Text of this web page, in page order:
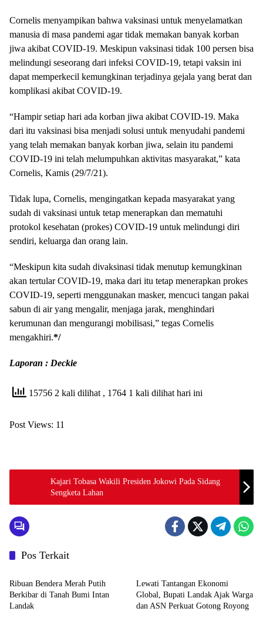
Cornelis menyampikan bahwa vaksinasi untuk menyelamatkan
manusia di masa pandemi agar tidak memakan banyak korban
jiwa akibat COVID-19. Meskipun vaksinasi tidak 100 persen bisa
melindungi seseorang dari infeksi COVID-19, tetapi vaksin ini
dapat memperkecil kemungkinan terjadinya gejala yang berat dan
komplikasi akibat COVID-19.
“Hampir setiap hari ada korban jiwa akibat COVID-19. Maka
dari itu vaksinasi bisa menjadi solusi untuk menyudahi pandemi
yang telah memakan banyak korban jiwa, selain itu pandemi
COVID-19 ini telah melumpuhkan aktivitas masyarakat,” kata
Cornelis, Kamis (29/7/21).
Tidak lupa, Cornelis, mengingatkan kepada masyarakat yang
sudah di vaksinasi untuk tetap menerapkan dan mematuhi
protokol kesehatan (prokes) COVID-19 untuk melindungi diri
sendiri, keluarga dan orang lain.
“Meskipun kita sudah divaksinasi tidak menutup kemungkinan
akan tertular COVID-19, maka dari itu tetap menerapkan prokes
COVID-19, seperti menggunakan masker, mencuci tangan pakai
sabun di air yang mengalir, menjaga jarak, menghindari
kerumunan dan mengurangi mobilisasi,” tegas Cornelis
mengakhiri.*/
Laporan : Deckie
15756 2 kali dilihat , 1764 1 kali dilihat hari ini
Post Views: 11
Kajari Tobasa Wakili Presiden Jokowi Pada Sidang
Sengketa Lahan
Pos Terkait
Pemerintahan dan Politik
Ribuan Bendera Merah Putih
Berkibar di Tanah Bumi Intan
Landak
Lewati Tantangan Ekonomi
Global, Bupati Landak Ajak Warga
dan ASN Perkuat Gotong Royong
Pemerintahan dan Politik Pemerintahan dan Politik